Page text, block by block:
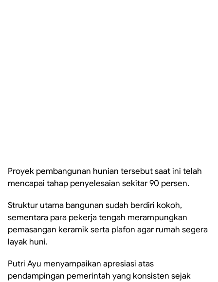
Proyek pembangunan hunian tersebut saat ini telah
mencapai tahap penyelesaian sekitar 90 persen.
Struktur utama bangunan sudah berdiri kokoh,
sementara para pekerja tengah merampungkan
pemasangan keramik serta plafon agar rumah segera
layak huni.
Putri Ayu menyampaikan apresiasi atas
pendampingan pemerintah yang konsisten sejak